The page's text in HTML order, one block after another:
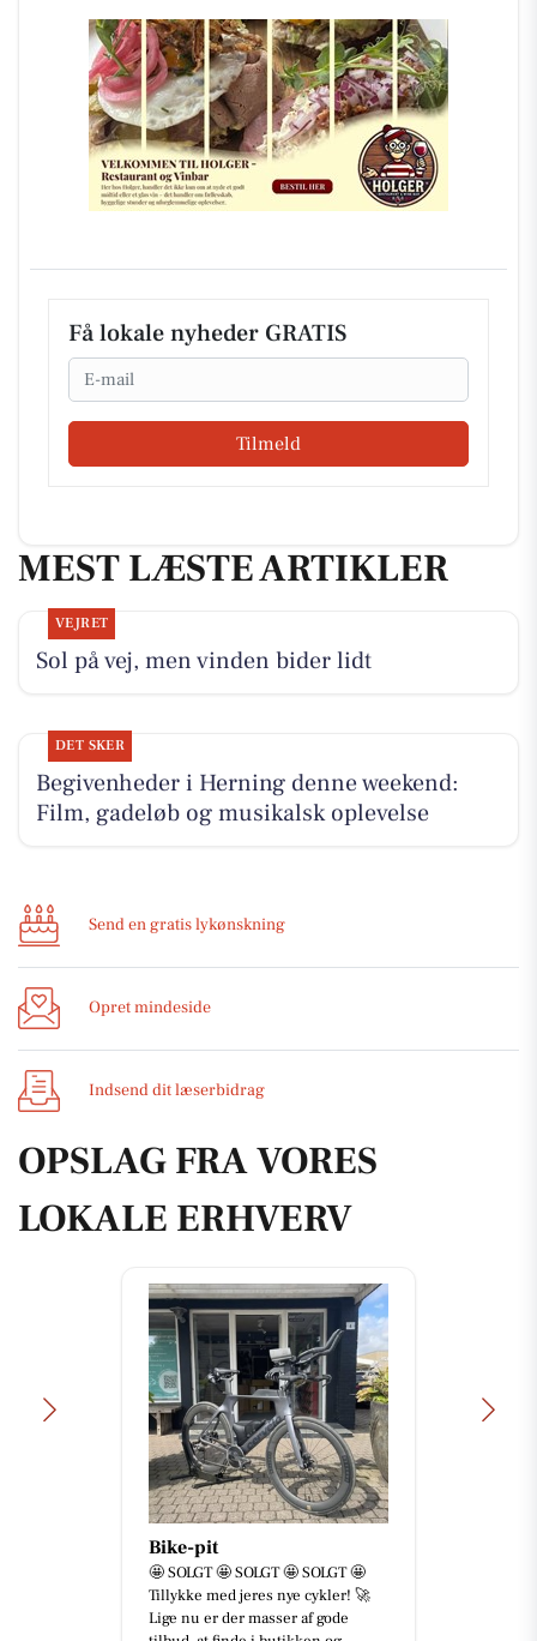
Få lokale nyheder GRATIS
Email
Tilmeld
MEST LÆSTE ARTIKLER
VEJRET
Sol på vej, men vinden bider lidt
DET SKER
Begivenheder i Herning denne weekend:
Film, gadeløb og musikalsk oplevelse
Send en gratis lykønskning
Opret mindeside
Indsend dit læserbidrag
OPSLAG FRA VORES
LOKALE ERHVERV
Bike-pit
🤩 SOLGT 🤩 SOLGT 🤩 SOLGT 🤩
Tillykke med jeres nye cykler! 🚀
Lige nu er der masser af gode